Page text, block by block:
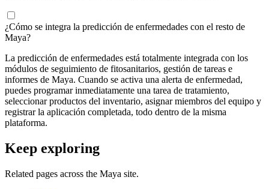
¿Cómo se integra la predicción de enfermedades con el resto de
Maya?
La predicción de enfermedades está totalmente integrada con los
módulos de seguimiento de fitosanitarios, gestión de tareas e
informes de Maya. Cuando se activa una alerta de enfermedad,
puedes programar inmediatamente una tarea de tratamiento,
seleccionar productos del inventario, asignar miembros del equipo y
registrar la aplicación completada, todo dentro de la misma
plataforma.
Keep exploring
Related pages across the Maya site.